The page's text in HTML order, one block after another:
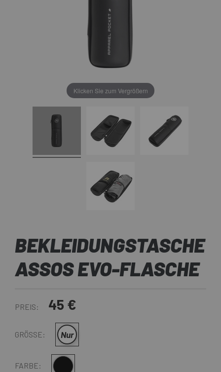
Klicken Sie zum Vergrößern
BEKLEIDUNGSTASCHE
ASSOS EVO-FLASCHE
PREIS: 45 €
GRÖSSE: Nur
FARBE: Multi